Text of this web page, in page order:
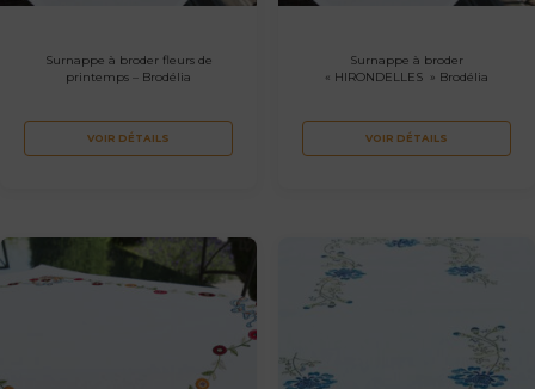
Surnappe à broder fleurs de
printemps – Brodélia
VOIR DÉTAILS
Surnappe à broder
« HIRONDELLES » Brodélia
VOIR DÉTAILS